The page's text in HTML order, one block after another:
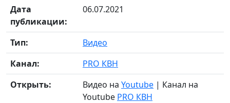
Дата
публикации:
06.07.2021
Тип:
Видео
Канал:
PRO КВН
Открыть:
Видео на Youtube | Канал на
Youtube PRO КВН